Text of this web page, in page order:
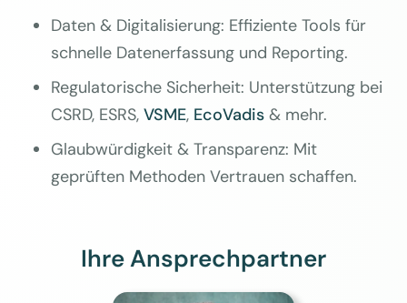
Daten & Digitalisierung: Effiziente Tools für
schnelle Datenerfassung und Reporting.
Regulatorische Sicherheit: Unterstützung bei
CSRD, ESRS, VSME, EcoVadis & mehr.
Glaubwürdigkeit & Transparenz: Mit
geprüften Methoden Vertrauen schaffen.
Ihre Ansprechpartner